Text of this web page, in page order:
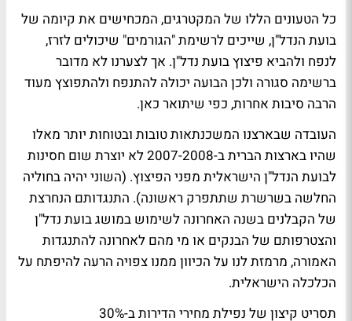
כל הטעונים הללו של המקטרגים, המכחישים את קיומה של
בועת הנדל"ן, שייכים לרשימת "הגורמים" שיכולים לזרז,
לנפח ולהביא פיצוץ בועת נדל"ן. אך לצערנו לא מדובר
ברשימה סגורה ולכן הבועה יכולה להתנפח ולהתפוצץ מעוד
הרבה סיבות אחרות, כפי שיתואר כאן.
העובדה שבארצנו המשכנתאות טובות ובטוחות יותר מאלו
שהיו בארצות הברית ב-2007-2008 לא יוצרת שום חסינות
לבועת הנדל"ן הישראלית מפני הפיצוץ. (השוני יהיה בחוליה
החלשה בשרשרת שתתפרק ראשונה). התנגדותם הנחרצת
של הקבלנים בשנה האחרונה לשימוש במושג בועת נדל"ן
והצטרפותם של הבנקים או מי מהם לאחרונה להתנגדות
האמורה, מרמזת לנו על הכיוון ממנו צפויה הרעה להיפתח על
הכלכלה הישראלית.
תסריט קיצון של נפילת מחירי הדירות ב-30%